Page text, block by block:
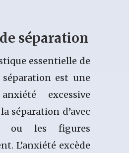
séparation
essentielle de
séparation est une
excessive
séparation d’avec
ou les figures
L’anxiété excède